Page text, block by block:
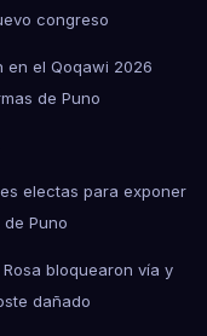
congreso
en el Qoqawi 2026
de Puno
electas para exponer
Puno
bloquearon vía y
dañado